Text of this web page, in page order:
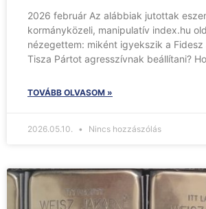
2026 február Az alábbiak jutottak
kormányközeli, manipulatív index.hu
nézegettem: miként igyekszik a Fidesz
Tisza Pártot agresszívnak beállítani?
TOVÁBB OLVASOM »
2026.05.10. Nincs hozzászólás